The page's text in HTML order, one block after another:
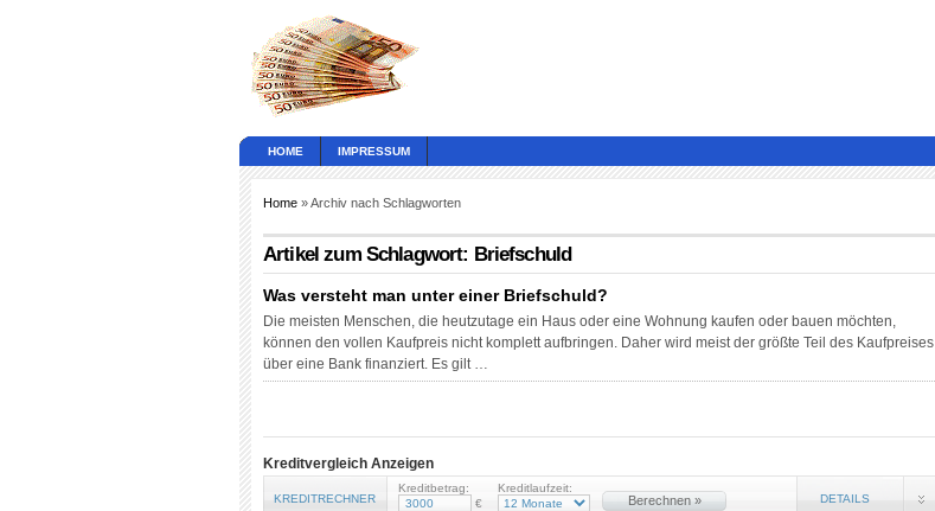
HOME IMPRESSUM
Home » Archiv nach Schlagworten
Artikel zum Schlagwort: Briefschuld
Was versteht man unter einer Briefschuld?
Die meisten Menschen, die heutzutage ein Haus oder eine Wohnung kaufen oder bauen möchten,
können den vollen Kaufpreis nicht komplett aufbringen. Daher wird meist der größte Teil des Kaufpreises
über eine Bank finanziert. Es gilt …
Kreditvergleich Anzeigen
KREDITRECHNER
Kreditbetrag:
€
Kreditlaufzeit:
Berechnen » DETAILS